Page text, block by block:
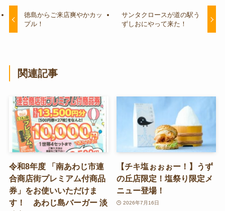
徳島からご来店爽やかカッ
プル！
サンタクロースが道の駅う
ずしおにやって来た！
関連記事
令和8年度 「南あわじ市連
合商店街プレミアム付商品
券」をお使いいただけま
す！ あわじ島バーガー 淡
【チキ塩ぉぉぉー！】うず
の丘店限定！塩祭り限定メ
ニュー登場！
2026年7月16日